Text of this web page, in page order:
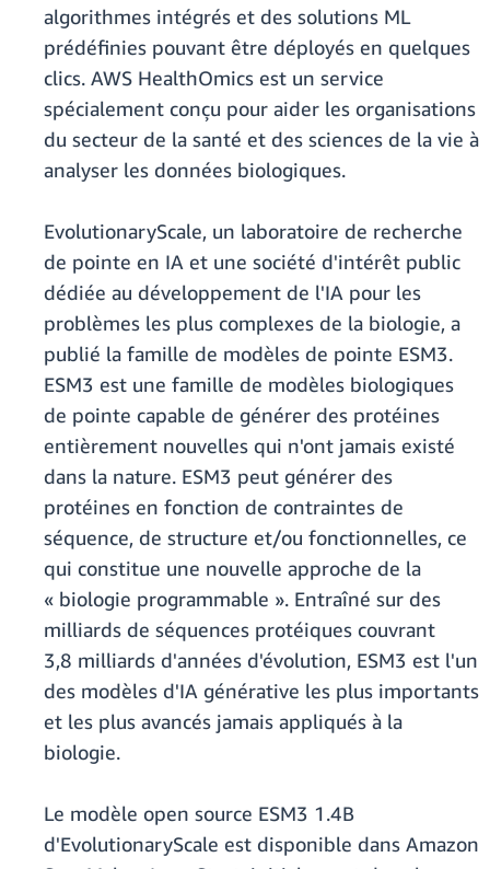
algorithmes intégrés et des solutions ML
prédéfinies pouvant être déployés en quelques
clics. AWS HealthOmics est un service
spécialement conçu pour aider les organisations
du secteur de la santé et des sciences de la vie à
analyser les données biologiques.
EvolutionaryScale, un laboratoire de recherche
de pointe en IA et une société d'intérêt public
dédiée au développement de l'IA pour les
problèmes les plus complexes de la biologie, a
publié la famille de modèles de pointe ESM3.
ESM3 est une famille de modèles biologiques
de pointe capable de générer des protéines
entièrement nouvelles qui n'ont jamais existé
dans la nature. ESM3 peut générer des
protéines en fonction de contraintes de
séquence, de structure et/ou fonctionnelles, ce
qui constitue une nouvelle approche de la
« biologie programmable ». Entraîné sur des
milliards de séquences protéiques couvrant
3,8 milliards d'années d'évolution, ESM3 est l'un
des modèles d'IA générative les plus importants
et les plus avancés jamais appliqués à la
biologie.
Le modèle open source ESM3 1.4B
d'EvolutionaryScale est disponible dans Amazon